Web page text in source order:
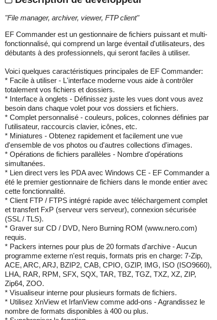
"File manager, archiver, viewer, FTP client"
EF Commander est un gestionnaire de fichiers puissant et multi-
fonctionnalisé, qui comprend un large éventail d'utilisateurs, des
débutants à des professionnels, qui seront faciles à utiliser.
Voici quelques caractéristiques principales de EF Commander:
* Facile à utiliser - L'interface moderne vous aide à contrôler
totalement vos fichiers et dossiers.
* Interface à onglets - Définissez juste les vues dont vous avez
besoin dans chaque volet pour vos dossiers et fichiers.
* Complet personnalisé - couleurs, polices, colonnes définies par
l'utilisateur, raccourcis clavier, icônes, etc.
* Miniatures - Obtenez rapidement et facilement une vue
d'ensemble de vos photos ou d'autres collections d'images.
* Opérations de fichiers parallèles - Nombre d'opérations
simultanées.
* Lien direct vers les PDA avec Windows CE - EF Commander a
été le premier gestionnaire de fichiers dans le monde entier avec
cette fonctionnalité.
* Client FTP / FTPS intégré rapide avec téléchargement complet
et transfert FxP (serveur vers serveur), connexion sécurisée
(SSL / TLS).
* Graver sur CD / DVD, Nero Burning ROM (www.nero.com)
requis.
* Packers internes pour plus de 20 formats d'archive - Aucun
programme externe n'est requis, formats pris en charge: 7-Zip,
ACE, ARC, ARJ, BZIP2, CAB, CPIO, GZIP, IMG, ISO (ISO9660),
LHA, RAR, RPM, SFX, SQX, TAR, TBZ, TGZ, TXZ, XZ, ZIP,
Zip64, ZOO.
* Visualiseur interne pour plusieurs formats de fichiers.
* Utilisez XnView et IrfanView comme add-ons - Agrandissez le
nombre de formats disponibles à 400 ou plus.